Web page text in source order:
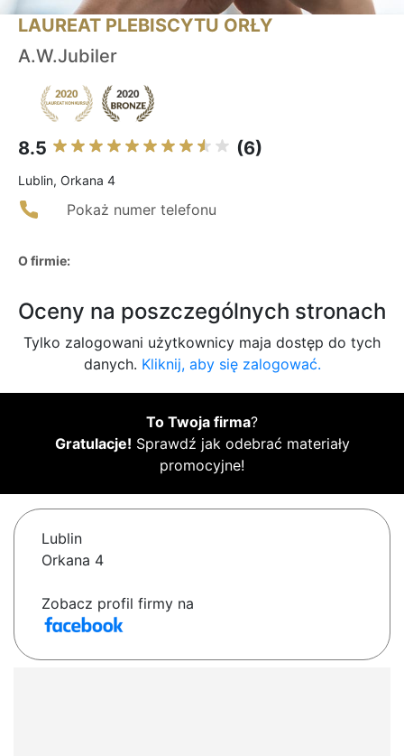
LAUREAT PLEBISCYTU ORŁY
A.W.Jubiler
8.5 (6)
Lublin, Orkana 4
Pokaż numer telefonu
O firmie:
Oceny na poszczególnych stronach
Tylko zalogowani użytkownicy maja dostęp do tych
danych. Kliknij, aby się zalogować.
To Twoja firma?
Gratulacje! Sprawdź jak odebrać materiały
promocyjne!
Lublin
Orkana 4
Zobacz profil firmy na